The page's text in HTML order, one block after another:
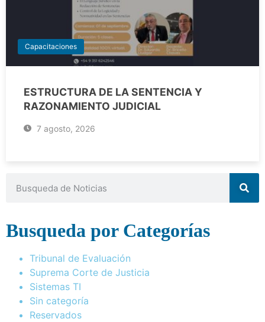
Capacitaciones
ESTRUCTURA DE LA SENTENCIA Y
RAZONAMIENTO JUDICIAL
7 agosto, 2026
Busqueda por Categorías
Tribunal de Evaluación
Suprema Corte de Justicia
Sistemas TI
Sin categoría
Reservados